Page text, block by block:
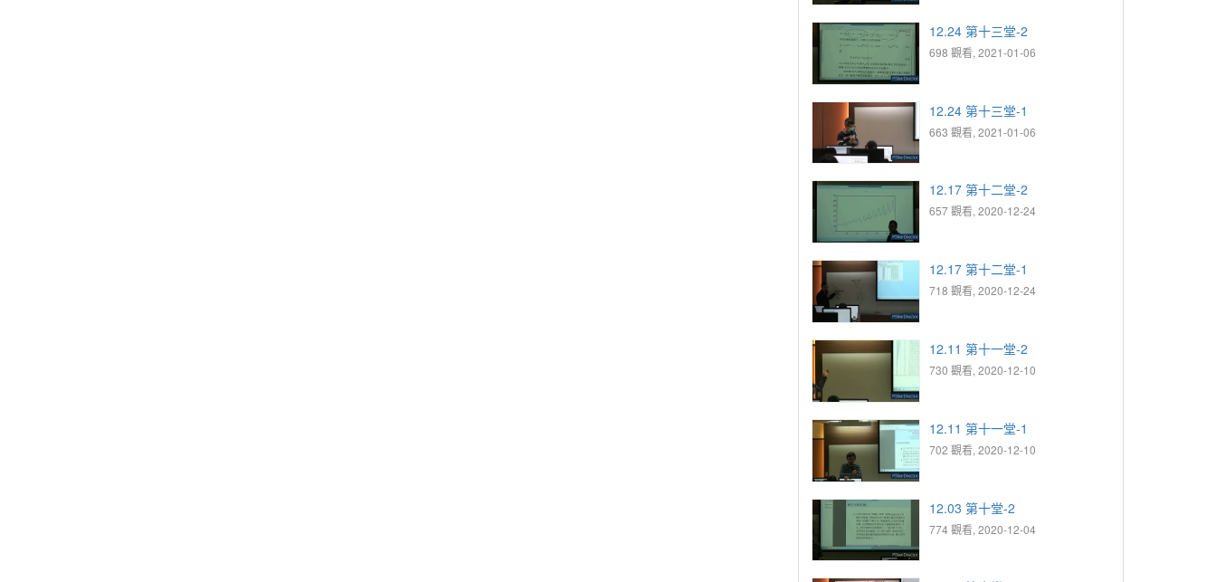
12.24 第十三堂-2
698 觀看, 2021-01-06
12.24 第十三堂-1
663 觀看, 2021-01-06
12.17 第十二堂-2
657 觀看, 2020-12-24
12.17 第十二堂-1
718 觀看, 2020-12-24
12.11 第十一堂-2
730 觀看, 2020-12-10
12.11 第十一堂-1
702 觀看, 2020-12-10
12.03 第十堂-2
774 觀看, 2020-12-04